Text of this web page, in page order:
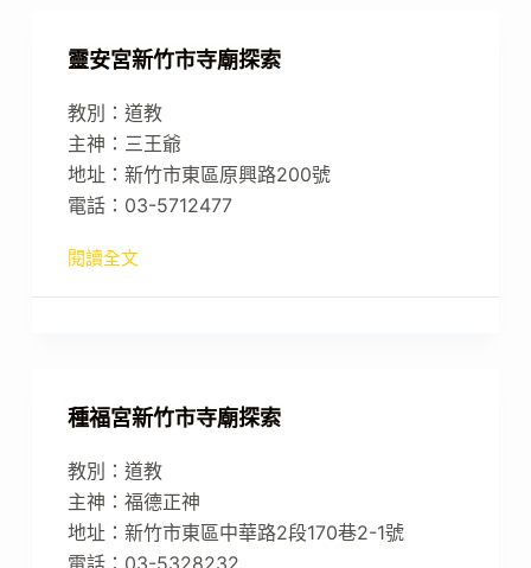
靈安宮新竹市寺廟探索
教別：道教
主神：三王爺
地址：新竹市東區原興路200號
電話：03-5712477
閱讀全文
種福宮新竹市寺廟探索
教別：道教
主神：福德正神
地址：新竹市東區中華路2段170巷2-1號
電話：03-5328232